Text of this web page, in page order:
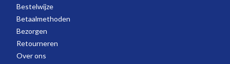
Bestelwijze
Betaalmethoden
Bezorgen
Retourneren
Over ons